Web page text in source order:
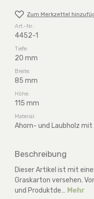
Zum Merkzettel
Art.-Nr.:
4452-1
Tiefe:
20 mm
Breite:
85 mm
Höhe:
115 mm
Material:
Ahorn- und Laubholz mit
Beschreibung
Dieser Artikel ist mit
Graskarton versehen.
und Produktde… Mehr